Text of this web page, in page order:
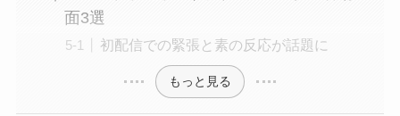
面3選
初配信での緊張と素の反応が話題に
もっと見る